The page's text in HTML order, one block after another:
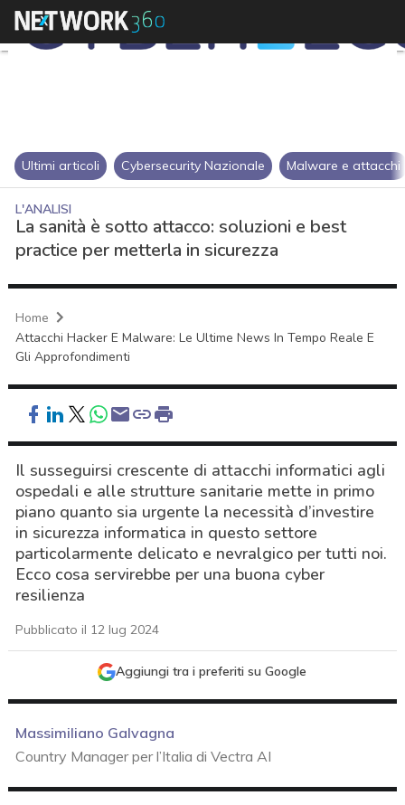
Ultimi articoli Cybersecurity Nazionale Malware e attacchi
L'ANALISI
La sanità è sotto attacco: soluzioni e best
practice per metterla in sicurezza
Home
Attacchi Hacker E Malware: Le Ultime News In Tempo Reale E
Gli Approfondimenti
Il susseguirsi crescente di attacchi informatici agli
ospedali e alle strutture sanitarie mette in primo
piano quanto sia urgente la necessità d’investire
in sicurezza informatica in questo settore
particolarmente delicato e nevralgico per tutti noi.
Ecco cosa servirebbe per una buona cyber
resilienza
Pubblicato il 12 lug 2024
Aggiungi tra i preferiti su Google
Massimiliano Galvagna
Country Manager per l’Italia di Vectra AI